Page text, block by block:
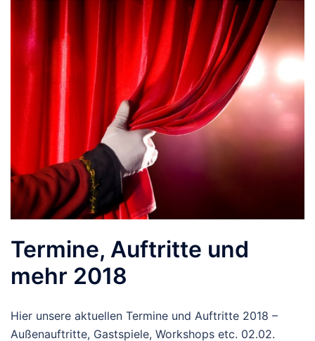
Termine, Auftritte und
mehr 2018
Hier unsere aktuellen Termine und Auftritte 2018 –
Außenauftritte, Gastspiele, Workshops etc. 02.02.